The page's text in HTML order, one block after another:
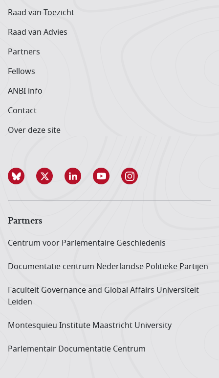
Raad van Toezicht
Raad van Advies
Partners
Fellows
ANBI info
Contact
Over deze site
Partners
Centrum voor Parlementaire Geschiedenis
Documentatie centrum Neder­landse Politieke Partijen
Faculteit Governance and Global Affairs Universiteit
Leiden
Montesquieu Institute Maastricht University
Parlementair Documentatie Centrum